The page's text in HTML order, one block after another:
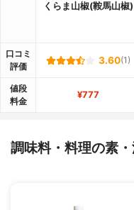
くらま山椒(鞍馬山椒)
口コミ
評価
3.60(1)
値段
料金
¥777
調味料・料理の素